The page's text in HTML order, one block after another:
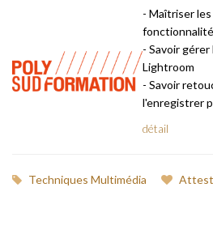
- Maîtriser
- Savoir
Lightroom
- Savoir
l'enregistrer
détail
Techniques Multimédia